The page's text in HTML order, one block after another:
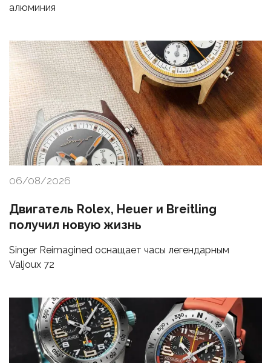
алюминия
06/08/2026
Двигатель Rolex, Heuer и Breitling
получил новую жизнь
Singer Reimagined оснащает часы легендарным
Valjoux 72